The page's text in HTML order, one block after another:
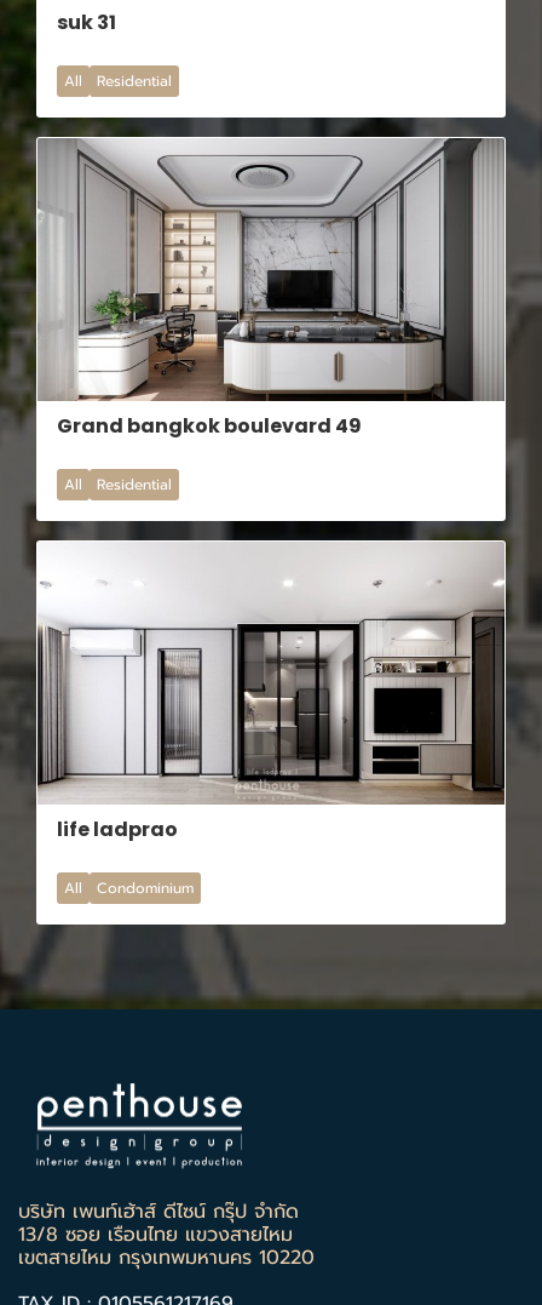
suk 31
All Residential
Grand bangkok boulevard 49
All Residential
life ladprao
All Condominium
บริษัท เพนท์เฮ้าส์ ดีไซน์ กรุ๊ป จำกัด
13/8 ซอย เรือนไทย แขวงสายไหม
เขตสายไหม กรุงเทพมหานคร 10220